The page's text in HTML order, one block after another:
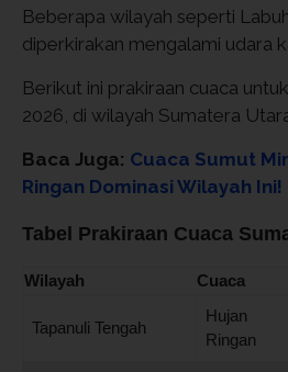
Beberapa wilayah seperti
diperkirakan mengalami udara
Berikut ini prakiraan cuaca
2026, di wilayah Sumatera
Baca Juga: Cuaca Sumut
Ringan Dominasi Wilayah Ini!
Tabel Prakiraan Cuaca
Wilayah Cuaca
Tapanuli Tengah
Hujan
Ringan